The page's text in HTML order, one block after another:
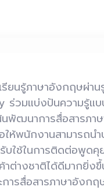
ยนรู้ภาษาอังกฤษผ่าน
ร่วมแบ่งปันความรู้แ
นพัฒนาการสื่อสารภา
ให้พนักงานสามารถนำ
บใช้ในการติดต่อพูดคุ
ต่างชาติได้ดีมากยิ่ง
ารสื่อสารภาษาอังกฤ